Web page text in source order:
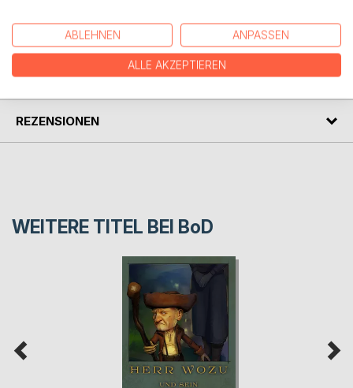
AUTOR/IN
PRESSESTIMMEN
REZENSIONEN
WEITERE TITEL BEI BoD
ABLEHNEN ANPASSEN
ALLE AKZEPTIEREN